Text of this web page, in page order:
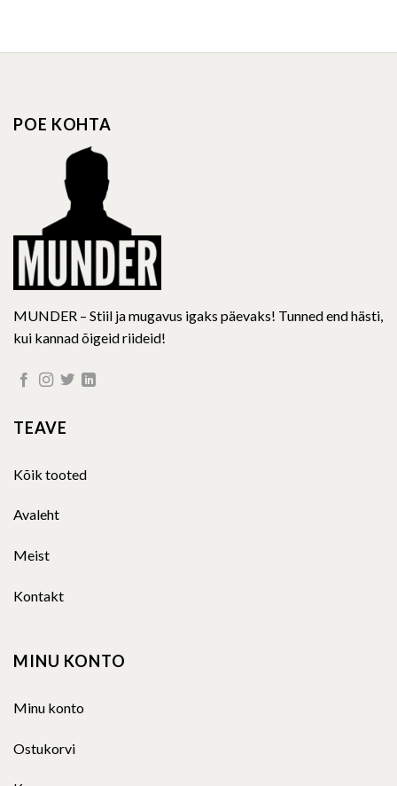
multiple
may
chosen
on
the
product
page
multiple
POE KOHTA
MUNDER – Stiil ja mugavus igaks päevaks! Tunned end hästi,
kui kannad õigeid riideid!
TEAVE
Kõik tooted
Avaleht
Meist
Kontakt
MINU KONTO
Minu konto
Ostukorvi